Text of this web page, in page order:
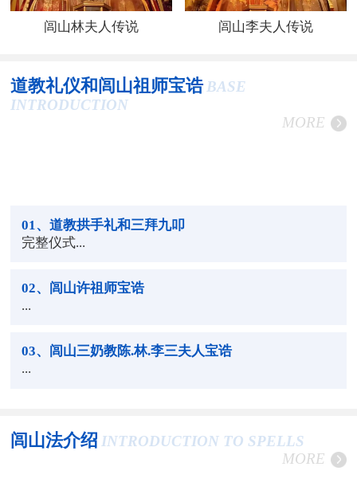
闾山林夫人传说 闾山李夫人传说
道教礼仪和闾山祖师宝诰 BASE
INTRODUCTION
MORE
01 、道教拱手礼和三拜九叩
完整仪式...
02、闾山许祖师宝诰
...
03、闾山三奶教陈.林.李三夫人宝诰
...
闾山法介绍 INTRODUCTION TO SPELLS
MORE